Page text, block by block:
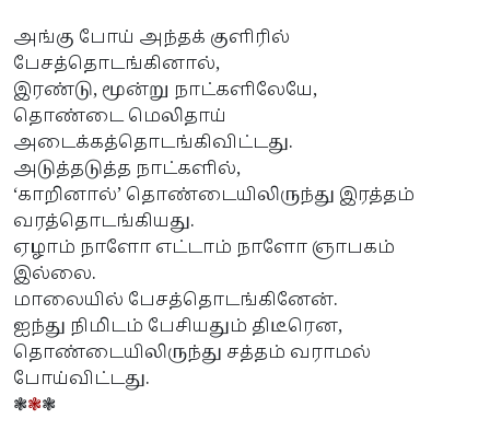
அங்கு போய் அந்தக் குளிரில்
பேசத்தொடங்கினால்,
இரண்டு, மூன்று நாட்களிலேயே,
தொண்டை மெலிதாய்
அடைக்கத்தொடங்கிவிட்டது.
அடுத்தடுத்த நாட்களில்,
‘காறினால்’ தொண்டையிலிருந்து இரத்தம்
வரத்தொடங்கியது.
ஏழாம் நாளோ எட்டாம் நாளோ ஞாபகம்
இல்லை.
மாலையில் பேசத்தொடங்கினேன்.
ஐந்து நிமிடம் பேசியதும் திடீரென,
தொண்டையிலிருந்து சத்தம் வராமல்
போய்விட்டது.
❃❃❃